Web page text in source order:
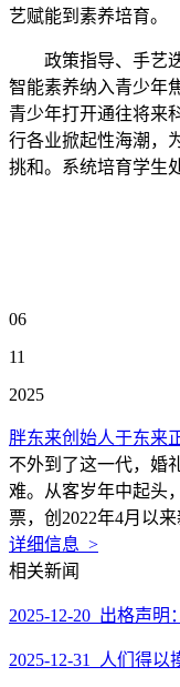
艺赋能到素养培育。
政策指导、手艺迭
智能素养纳入青少年
青少年打开通往将来
行各业掀起性海潮，
挑和。系统培育学生
06
11
2025
胖东来创始人于东来
不外到了这一代，婚
难。从客岁年中起头
票，创2022年4月以
详细信息 >
相关新闻
2025-12-20 出格声
2025-12-31 人们得